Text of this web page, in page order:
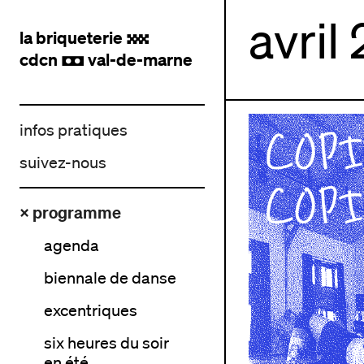
la briqueterie .
cdcn , val-de-marne
infos pratiques
suivez-nous
× programme
agenda
biennale de danse
excentriques
six heures du soir
avril